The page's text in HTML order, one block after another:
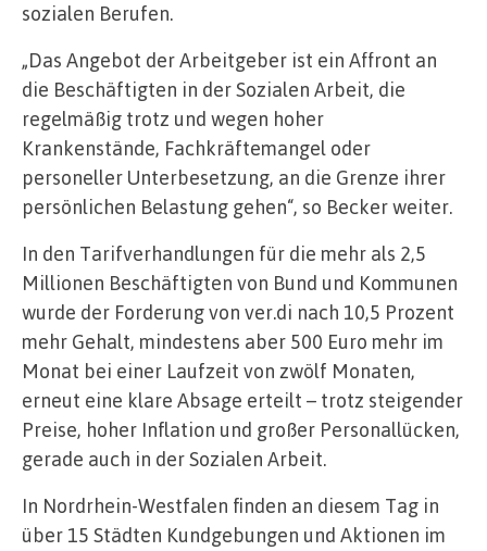
sozialen Berufen.
„Das Angebot der Arbeitgeber ist ein Affront an
die Beschäftigten in der Sozialen Arbeit, die
regelmäßig trotz und wegen hoher
Krankenstände, Fachkräftemangel oder
personeller Unterbesetzung, an die Grenze ihrer
persönlichen Belastung gehen“, so Becker weiter.
In den Tarifverhandlungen für die mehr als 2,5
Millionen Beschäftigten von Bund und Kommunen
wurde der Forderung von ver.di nach 10,5 Prozent
mehr Gehalt, mindestens aber 500 Euro mehr im
Monat bei einer Laufzeit von zwölf Monaten,
erneut eine klare Absage erteilt – trotz steigender
Preise, hoher Inflation und großer Personallücken,
gerade auch in der Sozialen Arbeit.
In Nordrhein-Westfalen finden an diesem Tag in
über 15 Städten Kundgebungen und Aktionen im